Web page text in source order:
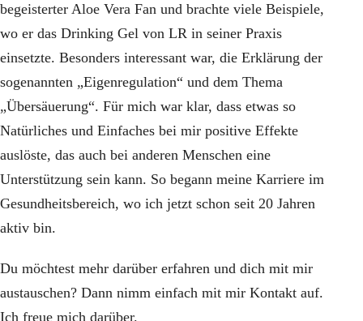
begeisterter Aloe Vera Fan und brachte viele Beispiele,
wo er das Drinking Gel von LR in seiner Praxis
einsetzte. Besonders interessant war, die Erklärung der
sogenannten „Eigenregulation“ und dem Thema
„Übersäuerung“. Für mich war klar, dass etwas so
Natürliches und Einfaches bei mir positive Effekte
auslöste, das auch bei anderen Menschen eine
Unterstützung sein kann. So begann meine Karriere im
Gesundheitsbereich, wo ich jetzt schon seit 20 Jahren
aktiv bin.
Du möchtest mehr darüber erfahren und dich mit mir
austauschen? Dann nimm einfach mit mir Kontakt auf.
Ich freue mich darüber.